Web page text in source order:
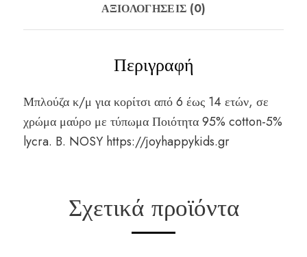
ΑΞΙΟΛΟΓΉΣΕΙΣ (0)
Περιγραφή
Μπλούζα κ/μ για κορίτσι από 6 έως 14 ετών, σε
χρώμα μαύρο με τύπωμα Ποιότητα 95% cotton-5%
lycra. B. NOSY https://joyhappykids.gr
Σχετικά προϊόντα